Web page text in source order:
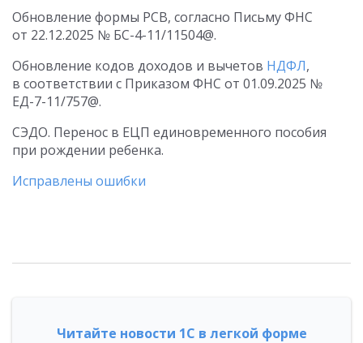
Обновление формы РСВ, согласно Письму ФНС
от 22.12.2025 № БС-4-11/11504@.
Обновление кодов доходов и вычетов НДФЛ,
в соответствии с Приказом ФНС от 01.09.2025 №
ЕД-7-11/757@.
СЭДО. Перенос в ЕЦП единовременного пособия
при рождении ребенка.
Исправлены ошибки
Читайте новости 1С в легкой форме